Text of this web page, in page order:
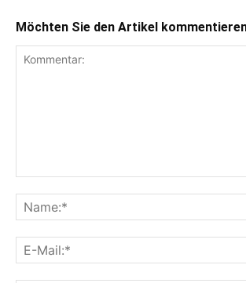
Möchten Sie den Artikel